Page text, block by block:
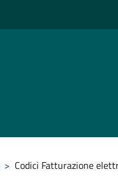
> Codici Fatturazione